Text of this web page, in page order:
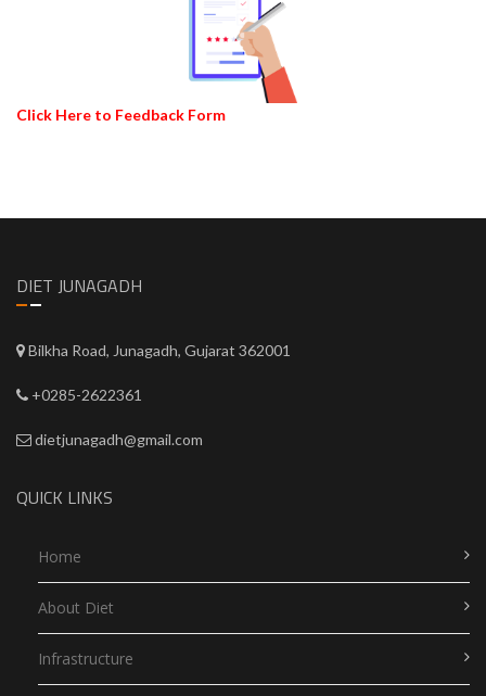
Click Here to Feedback Form
DIET JUNAGADH
Bilkha Road, Junagadh, Gujarat 362001
+0285-2622361
dietjunagadh@gmail.com
QUICK LINKS
Home
About Diet
Infrastructure